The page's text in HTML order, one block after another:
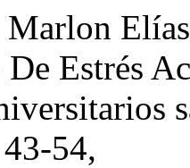
Estrés
54,